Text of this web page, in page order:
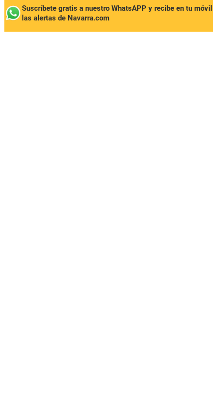
Suscríbete gratis a nuestro WhatsAPP y recibe en tu móvil
las alertas de Navarra.com